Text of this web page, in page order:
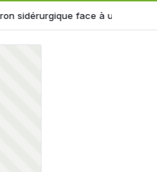
face à un tournant